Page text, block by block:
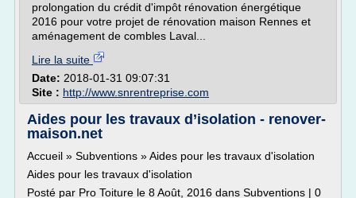
prolongation du crédit d'impôt rénovation énergétique
2016 pour votre projet de rénovation maison Rennes et
aménagement de combles Laval...
Lire la suite
Date: 2018-01-31 09:07:31
Site : http://www.snrentreprise.com
Aides pour les travaux d’isolation - renover-
maison.net
Accueil » Subventions » Aides pour les travaux d'isolation
Aides pour les travaux d'isolation
Posté par Pro Toiture le 8 Août, 2016 dans Subventions | 0